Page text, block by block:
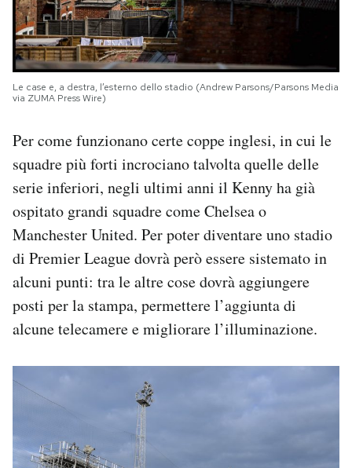
Le case e, a destra, l’esterno dello stadio (Andrew Parsons/Parsons Media
via ZUMA Press Wire)
Per come funzionano certe coppe inglesi, in cui le
squadre più forti incrociano talvolta quelle delle
serie inferiori, negli ultimi anni il Kenny ha già
ospitato grandi squadre come Chelsea o
Manchester United. Per poter diventare uno stadio
di Premier League dovrà però essere sistemato in
alcuni punti: tra le altre cose dovrà aggiungere
posti per la stampa, permettere l’aggiunta di
alcune telecamere e migliorare l’illuminazione.